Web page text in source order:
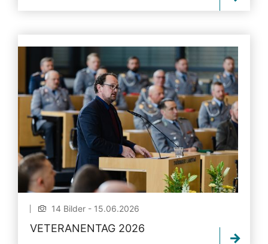
14 Bilder - 15.06.2026
VETERANENTAG 2026